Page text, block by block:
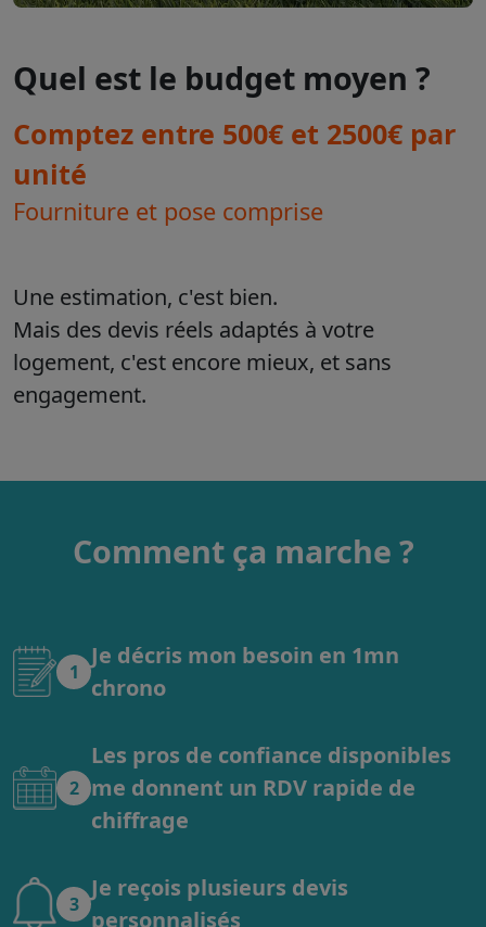
Quel est le budget moyen ?
Comptez entre 500€ et 2500€ par
unité
Fourniture et pose comprise
Une estimation, c'est bien.
Mais des devis réels adaptés à votre
logement, c'est encore mieux, et sans
engagement.
Comment ça marche ?
1
Je décris mon besoin en 1mn
chrono
2
Les pros de confiance disponibles
me donnent un RDV rapide de
chiffrage
3
Je reçois plusieurs devis
personnalisés